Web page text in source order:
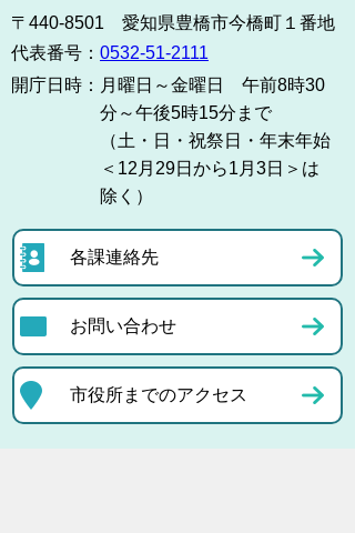
〒440-8501 愛知県豊橋市今橋町１番地
代表番号： 0532-51-2111
開庁日時： 月曜日～金曜日 午前8時30
分～午後5時15分まで
（土・日・祝祭日・年末年始
＜12月29日から1月3日＞は
除く）
各課連絡先
お問い合わせ
市役所までのアクセス